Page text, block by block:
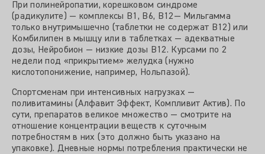
При полинейропатии, корешковом синдроме
(радикулите) — комплексы В1, В6, В12— Мильгамма
только внутримышечно (таблетки не содержат В12) или
Комбилипен в мышцу или в таблетках — адекватные
дозы, Нейробион — низкие дозы В12. Курсами по 2
недели под «прикрытием» желудка (нужно
кислотопонижение, например, Нольпазой).
Спортсменам при интенсивных нагрузках —
поливитамины (Алфавит Эффект, Компливит Актив). По
сути, препаратов великое множество — смотрите на
отношение концентрации веществ к суточным
потребностям в них (это должно быть указано на
упаковке). Дневные нормы потребления практически не